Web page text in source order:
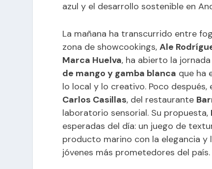
azul y el desarrollo sostenible en
La mañana ha transcurrido entre
zona de showcookings,Ale
Marca Huelva, ha abierto la
de mango y gamba blanca que ha
lo local y lo creativo. Poco después,
Carlos Casillas, del restaurante
laboratorio sensorial. Su propuesta,
esperadas del día: un juego de
producto marino con la elegancia y
jóvenes más prometedores del país.